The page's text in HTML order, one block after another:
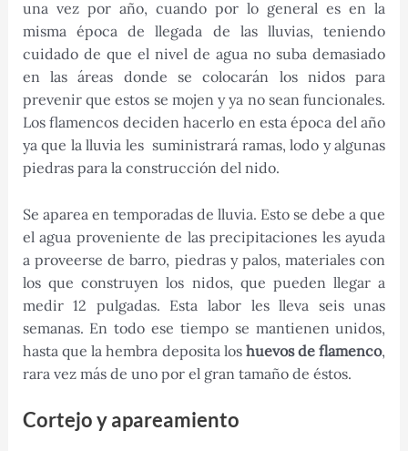
una vez por año, cuando por lo general es en la
misma época de llegada de las lluvias, teniendo
cuidado de que el nivel de agua no suba demasiado
en las áreas donde se colocarán los nidos para
prevenir que estos se mojen y ya no sean funcionales.
Los flamencos deciden hacerlo en esta época del año
ya que la lluvia les suministrará ramas, lodo y algunas
piedras para la construcción del nido.
Se aparea en temporadas de lluvia. Esto se debe a que
el agua proveniente de las precipitaciones les ayuda
a proveerse de barro, piedras y palos, materiales con
los que construyen los nidos, que pueden llegar a
medir 12 pulgadas. Esta labor les lleva seis unas
semanas. En todo ese tiempo se mantienen unidos,
hasta que la hembra deposita los huevos de flamenco,
rara vez más de uno por el gran tamaño de éstos.
Cortejo y apareamiento